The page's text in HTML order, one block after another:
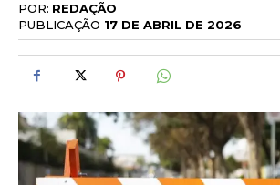
POR: REDAÇÃO
PUBLICAÇÃO 17 DE ABRIL DE 2026